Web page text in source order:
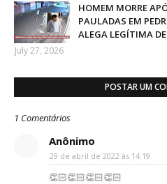
HOMEM MORRE
PAULADAS EM
ALEGA LEGÍTIMA
July 27, 2026
POSTAR UM
1 Comentários
Anônimo
29 de abril de 2022 às 14:19
👏🏻👏🏻👏🏻👏🏻